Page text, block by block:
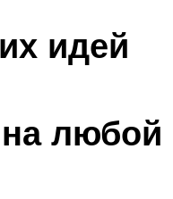
идей
любой